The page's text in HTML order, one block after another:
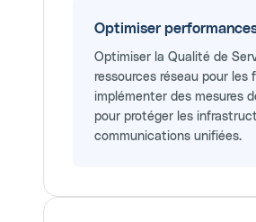
Optimiser
Optimiser la Qualité de
ressources réseau pour les
implémenter des mesures
pour protéger les
communications unifiées.